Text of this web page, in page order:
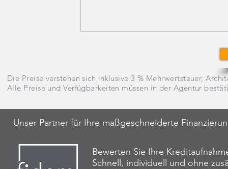
Die Preise verstehen sich inklusive 3 % Mehrwertsteuer,
Alle Preise und Verfügbarkeiten müssen in der Agentur
Unser Partner für Ihre maßgeschneiderte
Bewerten Sie Ihre
Schnell, individuell und ohne